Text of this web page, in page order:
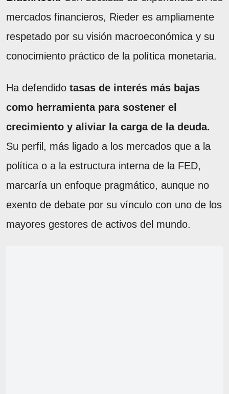
mercados financieros, Rieder es ampliamente
respetado por su visión macroeconómica y su
conocimiento práctico de la política monetaria.
Ha defendido tasas de interés más bajas
como herramienta para sostener el
crecimiento y aliviar la carga de la deuda.
Su perfil, más ligado a los mercados que a la
política o a la estructura interna de la FED,
marcaría un enfoque pragmático, aunque no
exento de debate por su vínculo con uno de los
mayores gestores de activos del mundo.